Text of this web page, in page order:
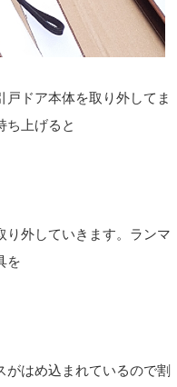
戸ドア本体を取り外してま
ち上げると
り外していきます。ランマ
を
がはめ込まれているので割